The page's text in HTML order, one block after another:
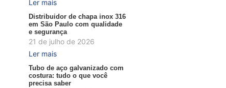
Ler mais
Distribuidor de chapa inox 316
em São Paulo com qualidade
e segurança
21 de julho de 2026
Ler mais
Tubo de aço galvanizado com
costura: tudo o que você
precisa saber